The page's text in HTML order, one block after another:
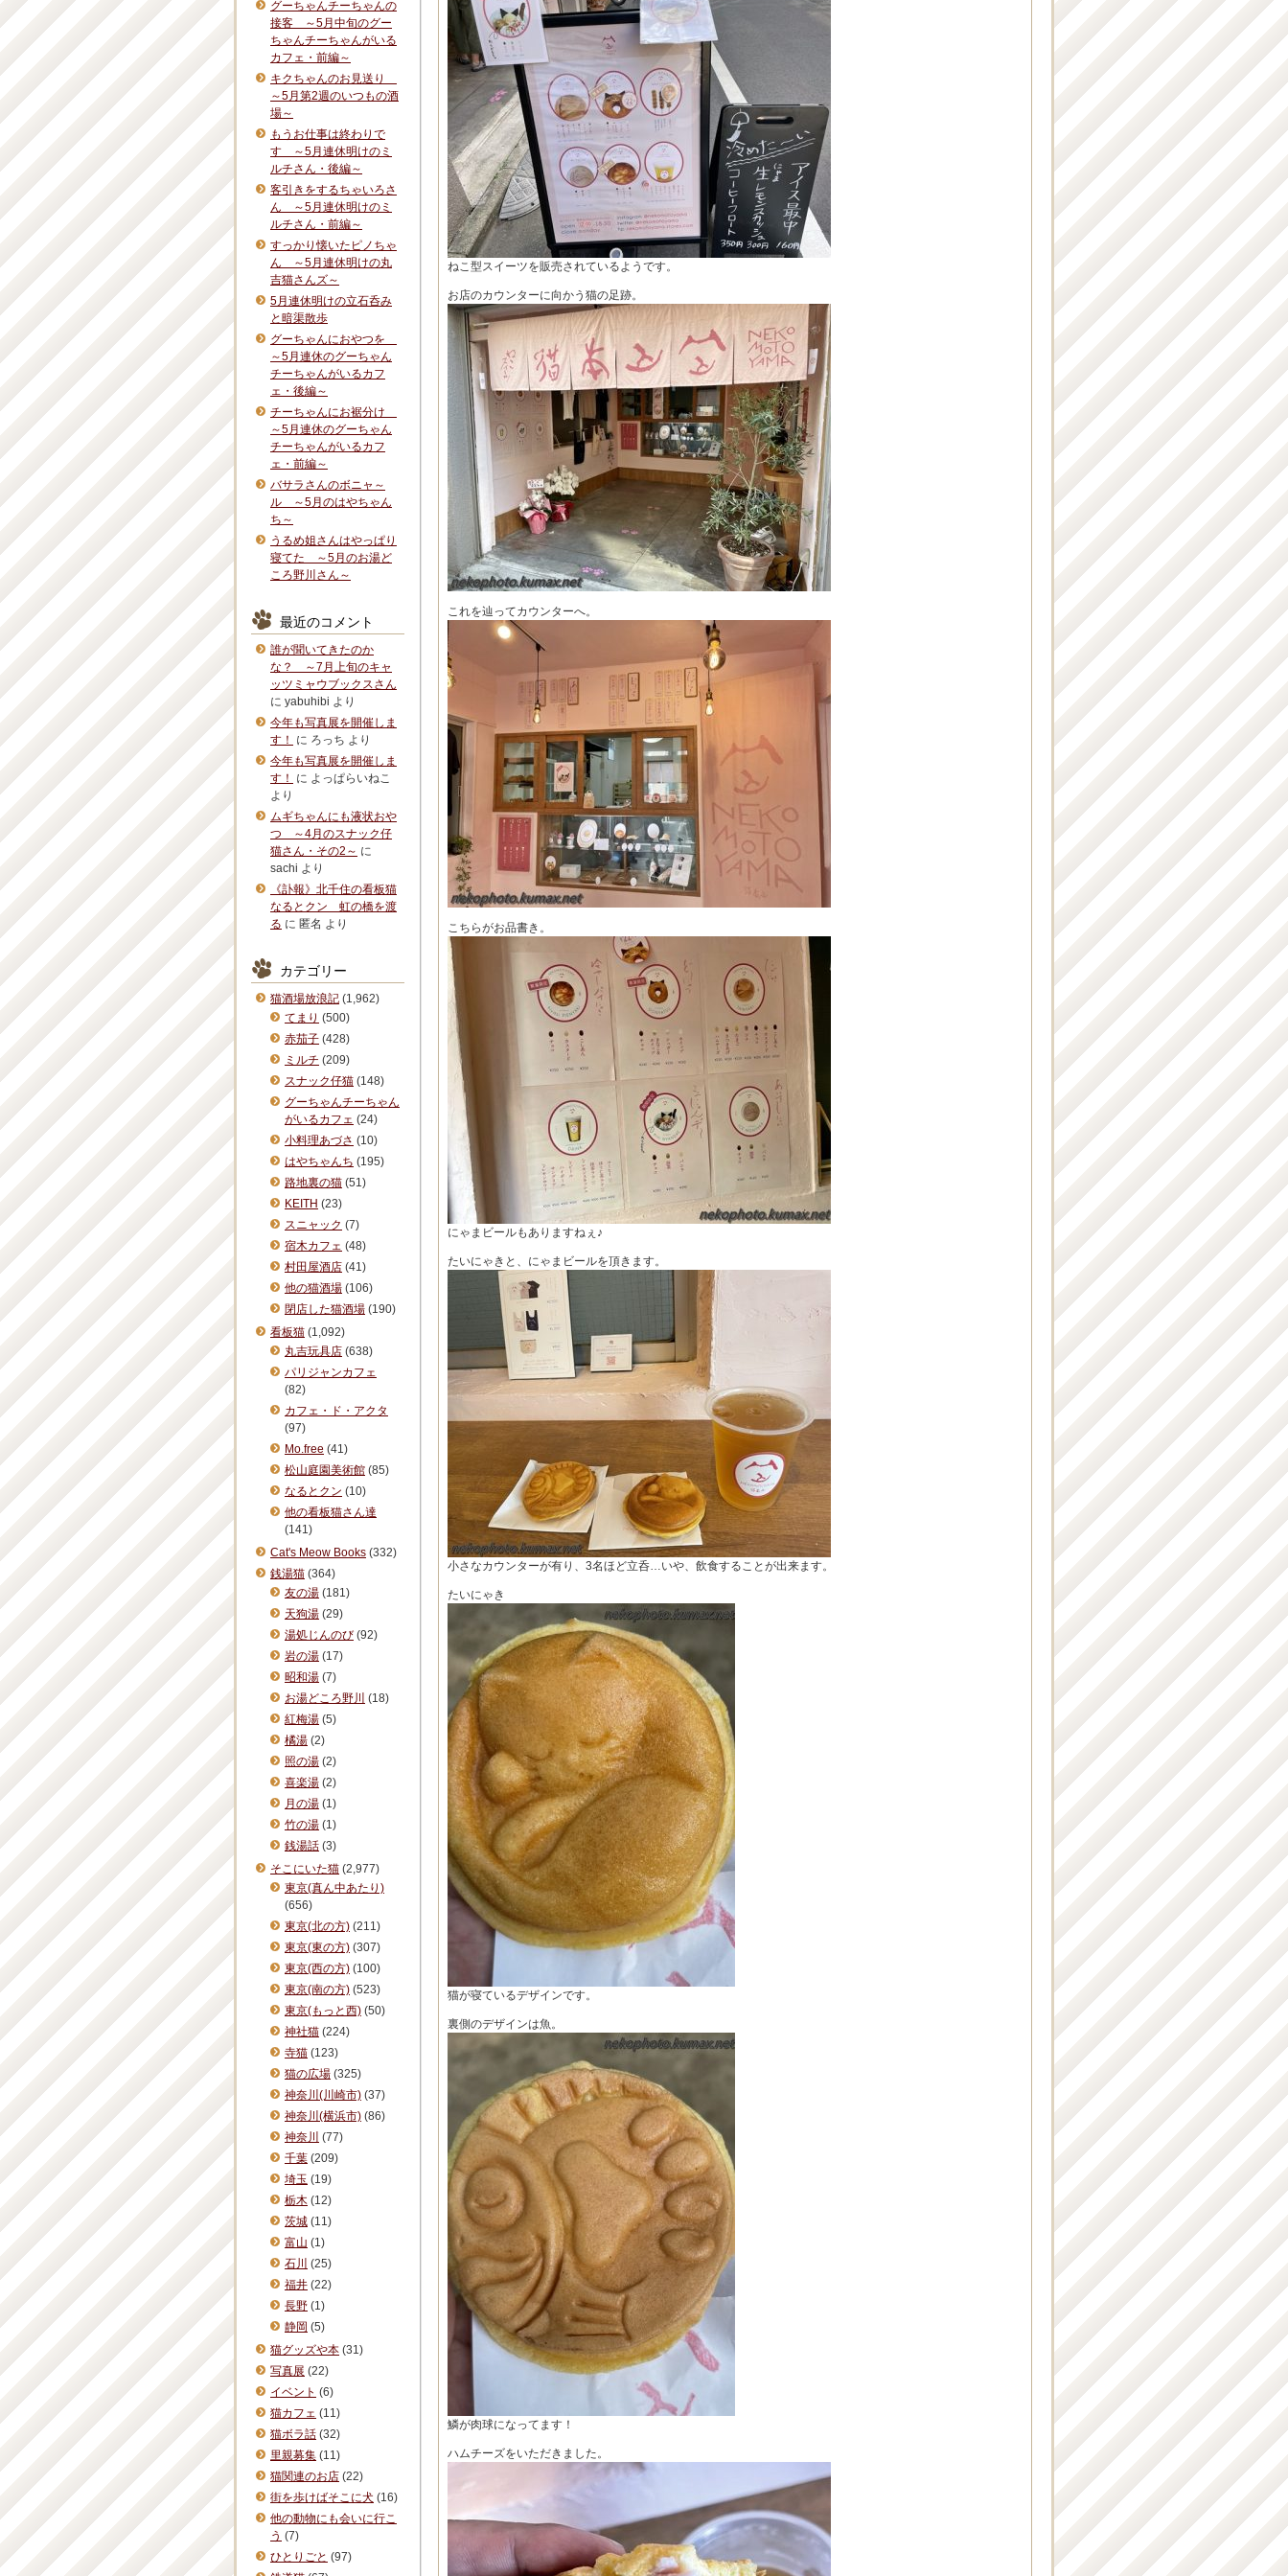
ねこ型スイーツを販売されているようです。
お店のカウンターに向かう猫の足跡。
これを辿ってカウンターへ。
こちらがお品書き。
にゃまビールもありますねぇ♪
たいにゃきと、にゃまビールを頂きます。
小さなカウンターが有り、3名ほど立呑…いや、飲食することが出来ます。
たいにゃき
猫が寝ているデザインです。
裏側のデザインは魚。
鱗が肉球になってます！
ハムチーズをいただきました。
グーちゃんチーちゃんの
接客 ～5月中旬のグー
ちゃんチーちゃんがいる
カフェ・前編～
キクちゃんのお見送り
～5月第2週のいつもの酒
場～
もうお仕事は終わりで
す ～5月連休明けのミ
ルチさん・後編～
客引きをするちゃいろさ
ん ～5月連休明けのミ
ルチさん・前編～
すっかり懐いたピノちゃ
ん ～5月連休明けの丸
吉猫さんズ～
5月連休明けの立石呑み
と暗渠散歩
グーちゃんにおやつを
～5月連休のグーちゃん
チーちゃんがいるカフ
ェ・後編～
チーちゃんにお裾分け
～5月連休のグーちゃん
チーちゃんがいるカフ
ェ・前編～
バサラさんのボニャ～
ル ～5月のはやちゃん
ち～
うるめ姐さんはやっぱり
寝てた ～5月のお湯ど
ころ野川さん～
最近のコメント
誰が聞いてきたのか
な？ ～7月上旬のキャ
ッツミャウブックスさん
に yabuhibi より
今年も写真展を開催しま
す！
に ろっち より
今年も写真展を開催しま
す！
に よっぱらいねこ
より
ムギちゃんにも液状おや
つ ～4月のスナック仔
猫さん・その2～ に
sachi より
《訃報》北千住の看板猫
なるとクン 虹の橋を渡
る に 匿名 より
カテゴリー
猫酒場放浪記 (1,962)
てまり (500)
赤茄子 (428)
ミルチ (209)
スナック仔猫 (148)
グーちゃんチーちゃん
がいるカフェ (24)
小料理あづさ (10)
はやちゃんち (195)
路地裏の猫 (51)
KEITH (23)
スニャック (7)
宿木カフェ (48)
村田屋酒店 (41)
他の猫酒場 (106)
閉店した猫酒場 (190)
看板猫 (1,092)
丸吉玩具店 (638)
パリジャンカフェ
(82)
カフェ・ド・アクタ
(97)
Mo.free (41)
松山庭園美術館 (85)
なるとクン (10)
他の看板猫さん達
(141)
Cat's Meow Books (332)
銭湯猫 (364)
友の湯 (181)
天狗湯 (29)
湯処じんのび (92)
岩の湯 (17)
昭和湯 (7)
お湯どころ野川 (18)
紅梅湯 (5)
橘湯 (2)
照の湯 (2)
喜楽湯 (2)
月の湯 (1)
竹の湯 (1)
銭湯話 (3)
そこにいた猫 (2,977)
東京(真ん中あたり)
(656)
東京(北の方) (211)
東京(東の方) (307)
東京(西の方) (100)
東京(南の方) (523)
東京(もっと西) (50)
神社猫 (224)
寺猫 (123)
猫の広場 (325)
神奈川(川崎市) (37)
神奈川(横浜市) (86)
神奈川 (77)
千葉 (209)
埼玉 (19)
栃木 (12)
茨城 (11)
富山 (1)
石川 (25)
福井 (22)
長野 (1)
静岡 (5)
猫グッズや本 (31)
写真展 (22)
イベント (6)
猫カフェ (11)
猫ボラ話 (32)
里親募集 (11)
猫関連のお店 (22)
街を歩けばそこに犬 (16)
他の動物にも会いに行こ
う (7)
ひとりごと (97)